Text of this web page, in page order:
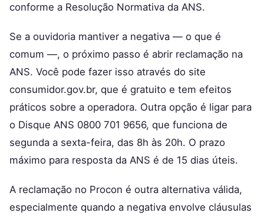
conforme a Resolução Normativa da ANS.
Se a ouvidoria mantiver a negativa — o que é
comum —, o próximo passo é abrir reclamação na
ANS. Você pode fazer isso através do site
consumidor.gov.br, que é gratuito e tem efeitos
práticos sobre a operadora. Outra opção é ligar para
o Disque ANS 0800 701 9656, que funciona de
segunda a sexta-feira, das 8h às 20h. O prazo
máximo para resposta da ANS é de 15 dias úteis.
A reclamação no Procon é outra alternativa válida,
especialmente quando a negativa envolve cláusulas